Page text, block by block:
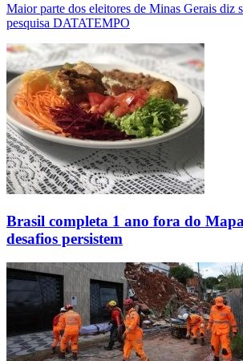
Maior parte dos eleitores de Minas Gerais diz
pesquisa DATATEMPO
Brasil completa 1 ano fora do
desafios persistem